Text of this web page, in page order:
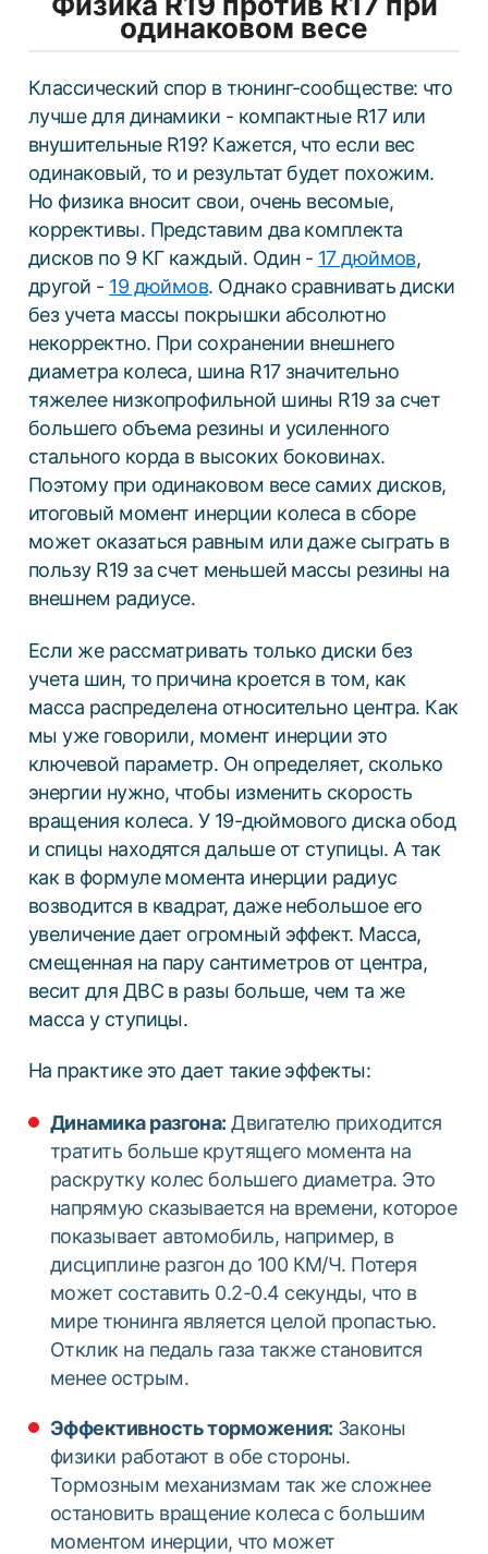
одинаковом весе
Классический спор в тюнинг-сообществе: что
лучше для динамики - компактные R17 или
внушительные R19? Кажется, что если вес
одинаковый, то и результат будет похожим.
Но физика вносит свои, очень весомые,
коррективы. Представим два комплекта
дисков по 9 КГ каждый. Один - 17 дюймов,
другой - 19 дюймов. Однако сравнивать диски
без учета массы покрышки абсолютно
некорректно. При сохранении внешнего
диаметра колеса, шина R17 значительно
тяжелее низкопрофильной шины R19 за счет
большего объема резины и усиленного
стального корда в высоких боковинах.
Поэтому при одинаковом весе самих дисков,
итоговый момент инерции колеса в сборе
может оказаться равным или даже сыграть в
пользу R19 за счет меньшей массы резины на
внешнем радиусе.
Если же рассматривать только диски без
учета шин, то причина кроется в том, как
масса распределена относительно центра. Как
мы уже говорили, момент инерции это
ключевой параметр. Он определяет, сколько
энергии нужно, чтобы изменить скорость
вращения колеса. У 19-дюймового диска обод
и спицы находятся дальше от ступицы. А так
как в формуле момента инерции радиус
возводится в квадрат, даже небольшое его
увеличение дает огромный эффект. Масса,
смещенная на пару сантиметров от центра,
весит для ДВС в разы больше, чем та же
масса у ступицы.
На практике это дает такие эффекты:
Динамика разгона: Двигателю приходится
тратить больше крутящего момента на
раскрутку колес большего диаметра. Это
напрямую сказывается на времени, которое
показывает автомобиль, например, в
дисциплине разгон до 100 КМ/Ч. Потеря
может составить 0.2-0.4 секунды, что в
мире тюнинга является целой пропастью.
Отклик на педаль газа также становится
менее острым.
Эффективность торможения: Законы
физики работают в обе стороны.
Тормозным механизмам так же сложнее
остановить вращение колеса с большим
моментом инерции, что может